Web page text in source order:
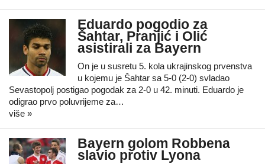
Eduardo pogodio za
Šahtar, Pranjić i Olić
asistirali za Bayern
On je u susretu 5. kola ukrajinskog prvenstva
u kojemu je Šahtar sa 5-0 (2-0) svladao
Sevastopolj postigao pogodak za 2-0 u 42. minuti. Eduardo je
odigrao prvo poluvrijeme za…
više »
Bayern golom Robbena
slavio protiv Lyona